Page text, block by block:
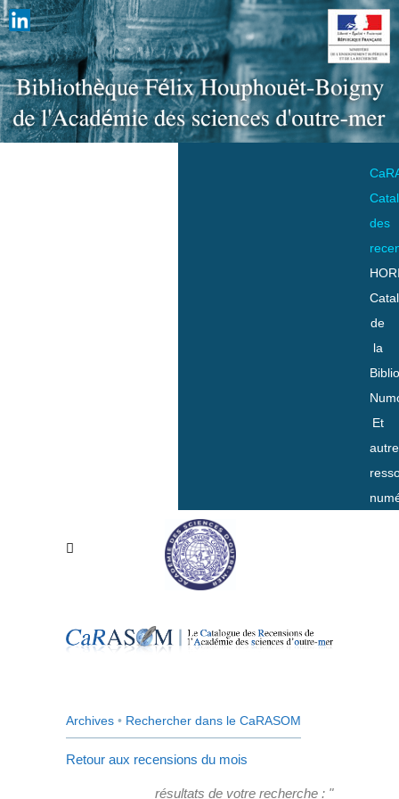
des
de
la
Et
Archives • Rechercher dans le CaRASOM
Retour aux recensions du mois
résultats de votre recherche : "